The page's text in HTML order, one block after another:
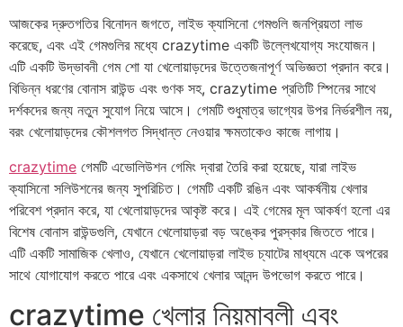
আজকের দ্রুতগতির বিনোদন জগতে, লাইভ ক্যাসিনো গেমগুলি জনপ্রিয়তা লাভ
করেছে, এবং এই গেমগুলির মধ্যে crazytime একটি উল্লেখযোগ্য সংযোজন।
এটি একটি উদ্ভাবনী গেম শো যা খেলোয়াড়দের উত্তেজনাপূর্ণ অভিজ্ঞতা প্রদান করে।
বিভিন্ন ধরণের বোনাস রাউন্ড এবং গুণক সহ, crazytime প্রতিটি স্পিনের সাথে
দর্শকদের জন্য নতুন সুযোগ নিয়ে আসে। গেমটি শুধুমাত্র ভাগ্যের উপর নির্ভরশীল নয়,
বরং খেলোয়াড়দের কৌশলগত সিদ্ধান্ত নেওয়ার ক্ষমতাকেও কাজে লাগায়।
crazytime গেমটি এভোলিউশন গেমিং দ্বারা তৈরি করা হয়েছে, যারা লাইভ
ক্যাসিনো সলিউশনের জন্য সুপরিচিত। গেমটি একটি রঙিন এবং আকর্ষনীয় খেলার
পরিবেশ প্রদান করে, যা খেলোয়াড়দের আকৃষ্ট করে। এই গেমের মূল আকর্ষণ হলো এর
বিশেষ বোনাস রাউন্ডগুলি, যেখানে খেলোয়াড়রা বড় অঙ্কের পুরস্কার জিততে পারে।
এটি একটি সামাজিক খেলাও, যেখানে খেলোয়াড়রা লাইভ চ্যাটের মাধ্যমে একে অপরের
সাথে যোগাযোগ করতে পারে এবং একসাথে খেলার আনন্দ উপভোগ করতে পারে।
crazytime খেলার নিয়মাবলী এবং